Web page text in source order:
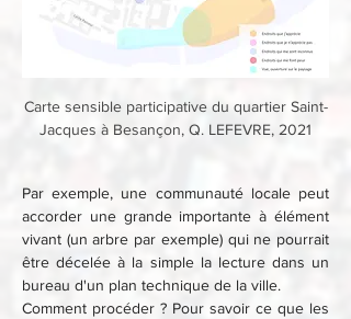
Carte sensible participative du quartier Saint-
Jacques à Besançon, Q. LEFEVRE, 2021
Par exemple, une communauté locale peut
accorder une grande importante à élément
vivant (un arbre par exemple) qui ne pourrait
être décelée à la simple la lecture dans un
bureau d'un plan technique de la ville.
Comment procéder ? Pour savoir ce que les